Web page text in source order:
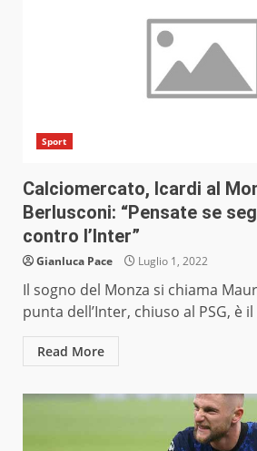
Sport
Calciomercato, Icardi al
Berlusconi: “Pensate se
contro l’Inter”
Gianluca Pace Luglio 1, 2022
Il sogno del Monza si chiama
punta dell’Inter, chiuso al PSG, è
Read More